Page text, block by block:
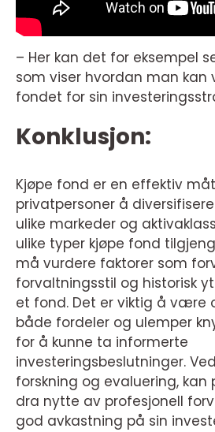
– Her kan det for eksempel
som viser hvordan man kan
fondet for sin
Konklusjon:
Kjøpe fond er en effektiv
privatpersoner å
ulike markeder og
ulike typer kjøpe fond
må vurdere faktorer som
forvaltningsstil og historisk
et fond. Det er viktig å være
både fordeler og ulemper
for å kunne ta informerte
investeringsbeslutninger.
forskning og evaluering, kan
dra nytte av profesjonell
god avkastning på sin